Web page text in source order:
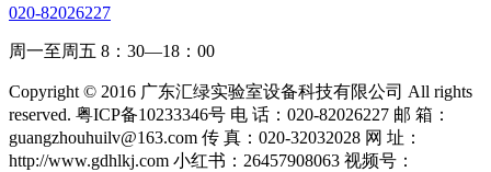
020-82026227
周一至周五 8：30—18：00
Copyright © 2016 广东汇绿实验室设备科技有限公司 All rights
reserved. 粤ICP备10233346号 电 话：020-82026227 邮 箱：
guangzhouhuilv@163.com 传 真：020-32032028 网 址：
http://www.gdhlkj.com 小红书：26457908063 视频号：